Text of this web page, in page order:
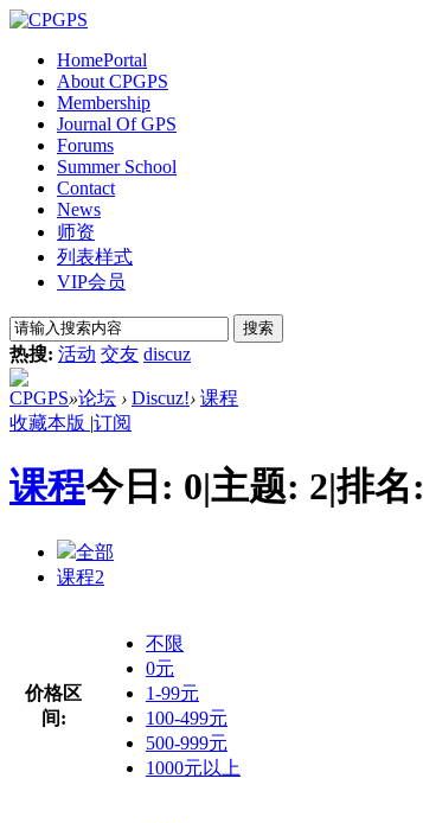
HomePortal
About CPGPS
Membership
Journal Of GPS
Forums
Summer School
Contact
News
师资
列表样式
VIP会员
搜索
热搜: 活动 交友 discuz
CPGPS»论坛 › Discuz!› 课程
收藏本版 |订阅
课程今日: 0|主题: 2|排名:
全部
课程2
价格区
间:
不限
0元
1-99元
100-499元
500-999元
1000元以上